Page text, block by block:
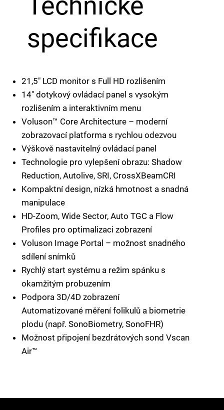
21,5" LCD monitor s Full HD rozlišením
14" dotykový ovládací panel s vysokým
rozlišením a interaktivním menu
Voluson™ Core Architecture – moderní
zobrazovací platforma s rychlou odezvou
Výškově nastavitelný ovládací panel
Technologie pro vylepšení obrazu: Shadow
Reduction, Autolive, SRI, CrossXBeamCRI
Kompaktní design, nízká hmotnost a snadná
manipulace
HD-Zoom, Wide Sector, Auto TGC a Flow
Profiles pro optimalizaci zobrazení
Voluson Image Portal – možnost snadného
sdílení snímků
Rychlý start systému a režim spánku s
okamžitým probuzením
Podpora 3D/4D zobrazení
Automatizované měření folikulů a biometrie
plodu (např. SonoBiometry, SonoFHR)
Možnost připojení bezdrátových sond Vscan
Air™
specifikace